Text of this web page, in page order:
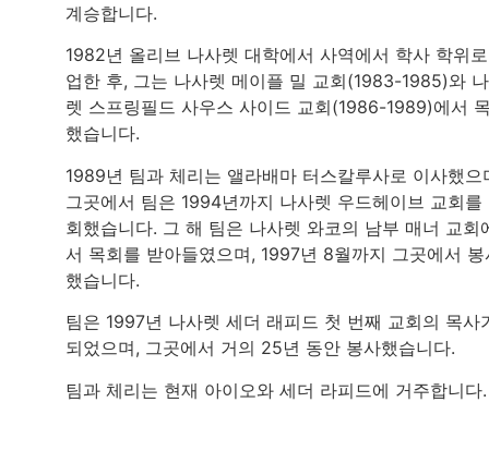
계승합니다.
1982년 올리브 나사렛 대학에서 사역에서 학사 학위
업한 후, 그는 나사렛 메이플 밀 교회(1983-1985)와
렛 스프링필드 사우스 사이드 교회(1986-1989)에서
했습니다.
1989년 팀과 체리는 앨라배마 터스칼루사로 이사했으
그곳에서 팀은 1994년까지 나사렛 우드헤이브 교회를
회했습니다. 그 해 팀은 나사렛 와코의 남부 매너 교회
서 목회를 받아들였으며, 1997년 8월까지 그곳에서 봉
했습니다.
팀은 1997년 나사렛 세더 래피드 첫 번째 교회의 목사
되었으며, 그곳에서 거의 25년 동안 봉사했습니다.
팀과 체리는 현재 아이오와 세더 라피드에 거주합니다.